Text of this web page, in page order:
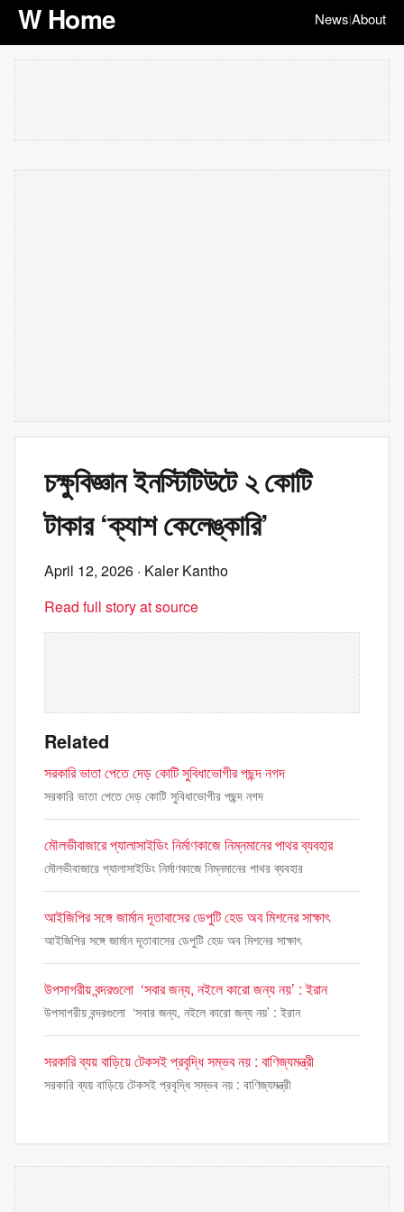
W Home News|About
চক্ষুবিজ্ঞান ইনস্টিটিউটে ২ কোটি
টাকার ‘ক্যাশ কেলেঙ্কারি’
April 12, 2026 · Kaler Kantho
Read full story at source
Related
সরকারি ভাতা পেতে দেড় কোটি সুবিধাভোগীর পছন্দ নগদ
সরকারি ভাতা পেতে দেড় কোটি সুবিধাভোগীর পছন্দ নগদ
মৌলভীবাজারে প্যালাসাইডিং নির্মাণকাজে নিম্নমানের পাথর ব্যবহার
মৌলভীবাজারে প্যালাসাইডিং নির্মাণকাজে নিম্নমানের পাথর ব্যবহার
আইজিপির সঙ্গে জার্মান দূতাবাসের ডেপুটি হেড অব মিশনের সাক্ষাৎ
আইজিপির সঙ্গে জার্মান দূতাবাসের ডেপুটি হেড অব মিশনের সাক্ষাৎ
উপসাগরীয় বন্দরগুলো ‘সবার জন্য, নইলে কারো জন্য নয়’ : ইরান
উপসাগরীয় বন্দরগুলো ‘সবার জন্য, নইলে কারো জন্য নয়’ : ইরান
সরকারি ব্যয় বাড়িয়ে টেকসই প্রবৃদ্ধি সম্ভব নয় : বাণিজ্যমন্ত্রী
সরকারি ব্যয় বাড়িয়ে টেকসই প্রবৃদ্ধি সম্ভব নয় : বাণিজ্যমন্ত্রী